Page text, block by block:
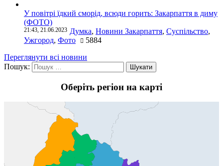
У повітрі їдкий сморід, всюди горить: Закарпаття в диму
(ФОТО)
21:43, 21.06.2023 Думка, Новини Закарпаття, Суспільство,
Ужгород, Фото
5884
Переглянути всі новини
Пошук:
Оберіть регіон на карті